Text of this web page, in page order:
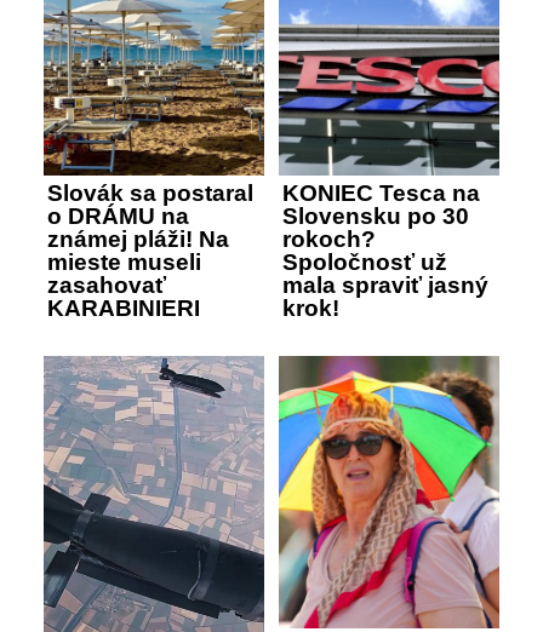
Slovák sa postaral
o DRÁMU na
známej pláži! Na
mieste museli
zasahovať
KARABINIERI
KONIEC Tesca na
Slovensku po 30
rokoch?
Spoločnosť už
mala spraviť jasný
krok!